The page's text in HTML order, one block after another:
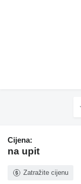
Cijena:
na upit
Zatražite cijenu